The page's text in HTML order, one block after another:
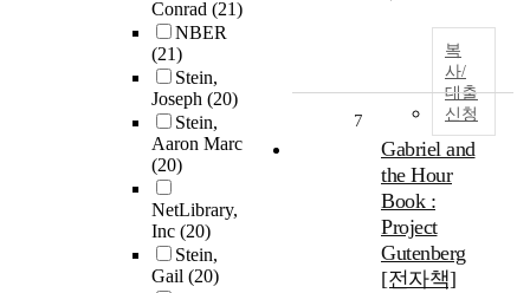
Conrad (21)
NBER
(21)
Stein,
Joseph (20)
Stein,
Aaron Marc
(20)
NetLibrary,
Inc (20)
Stein,
Gail (20)
복
사/
대출
신청
7
Gabriel and
the Hour
Book :
Project
Gutenberg
[전자책]